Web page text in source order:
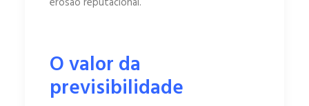
O valor da
previsibilidade